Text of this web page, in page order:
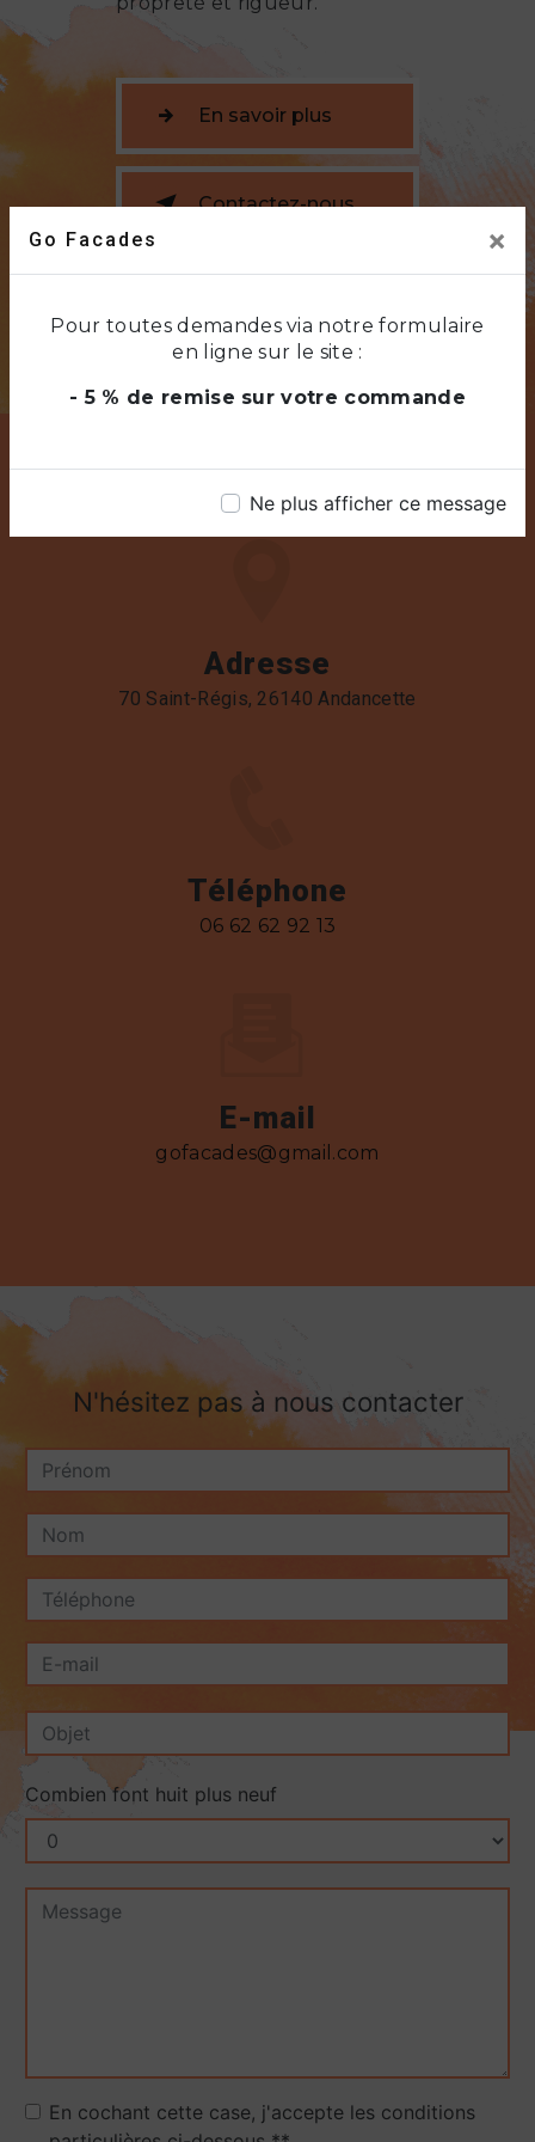
Go Facades ×
Pour toutes demandes via notre formulaire
en ligne sur le site :
- 5 % de remise sur votre commande
Ne plus afficher ce message
En savoir plus
Contactez-nous
Adresse
70 Saint-Régis, 26140 Andancette
Téléphone
06 62 62 92 13
E-mail
gofacades@gmail.com
N'hésitez pas à nous contacter
Combien font huit plus neuf
En cochant cette case, j'accepte les conditions